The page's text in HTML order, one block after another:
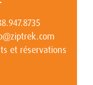
et réservations